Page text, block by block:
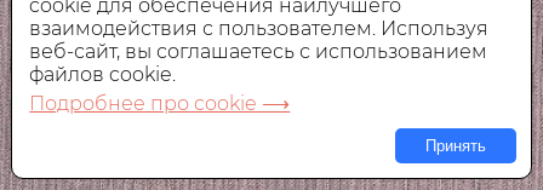
cookie для обеспечения наилучшего
взаимодействия с пользователем. Используя
веб-сайт, вы соглашаетесь с использованием
файлов cookie.
Подробнее про cookie ⟶
Принять